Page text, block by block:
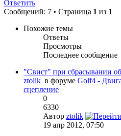
Ответить
Сообщений: 7 • Страница 1 из 1
Похожие темы
Ответы
Просмотры
Последнее сообщение
"Свист" при сбрасывании
ztolik в форуме Golf4 -
сцепление
0
6330
Автор ztolik
19 апр 2012, 07:50